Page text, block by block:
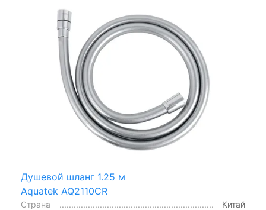
Душевой шланг 1.25 м
Aquatek AQ2110CR
Страна Китай